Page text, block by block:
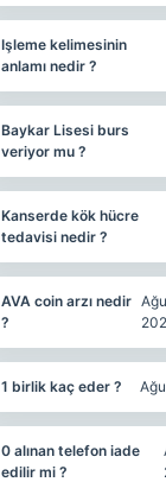
Işleme kelimesinin
anlamı nedir ?
Baykar Lisesi burs
veriyor mu ?
Kanserde kök hücre
tedavisi nedir ?
AVA coin arzı nedir
?
1 birlik kaç eder ?
0 alınan telefon iade
edilir mi ?